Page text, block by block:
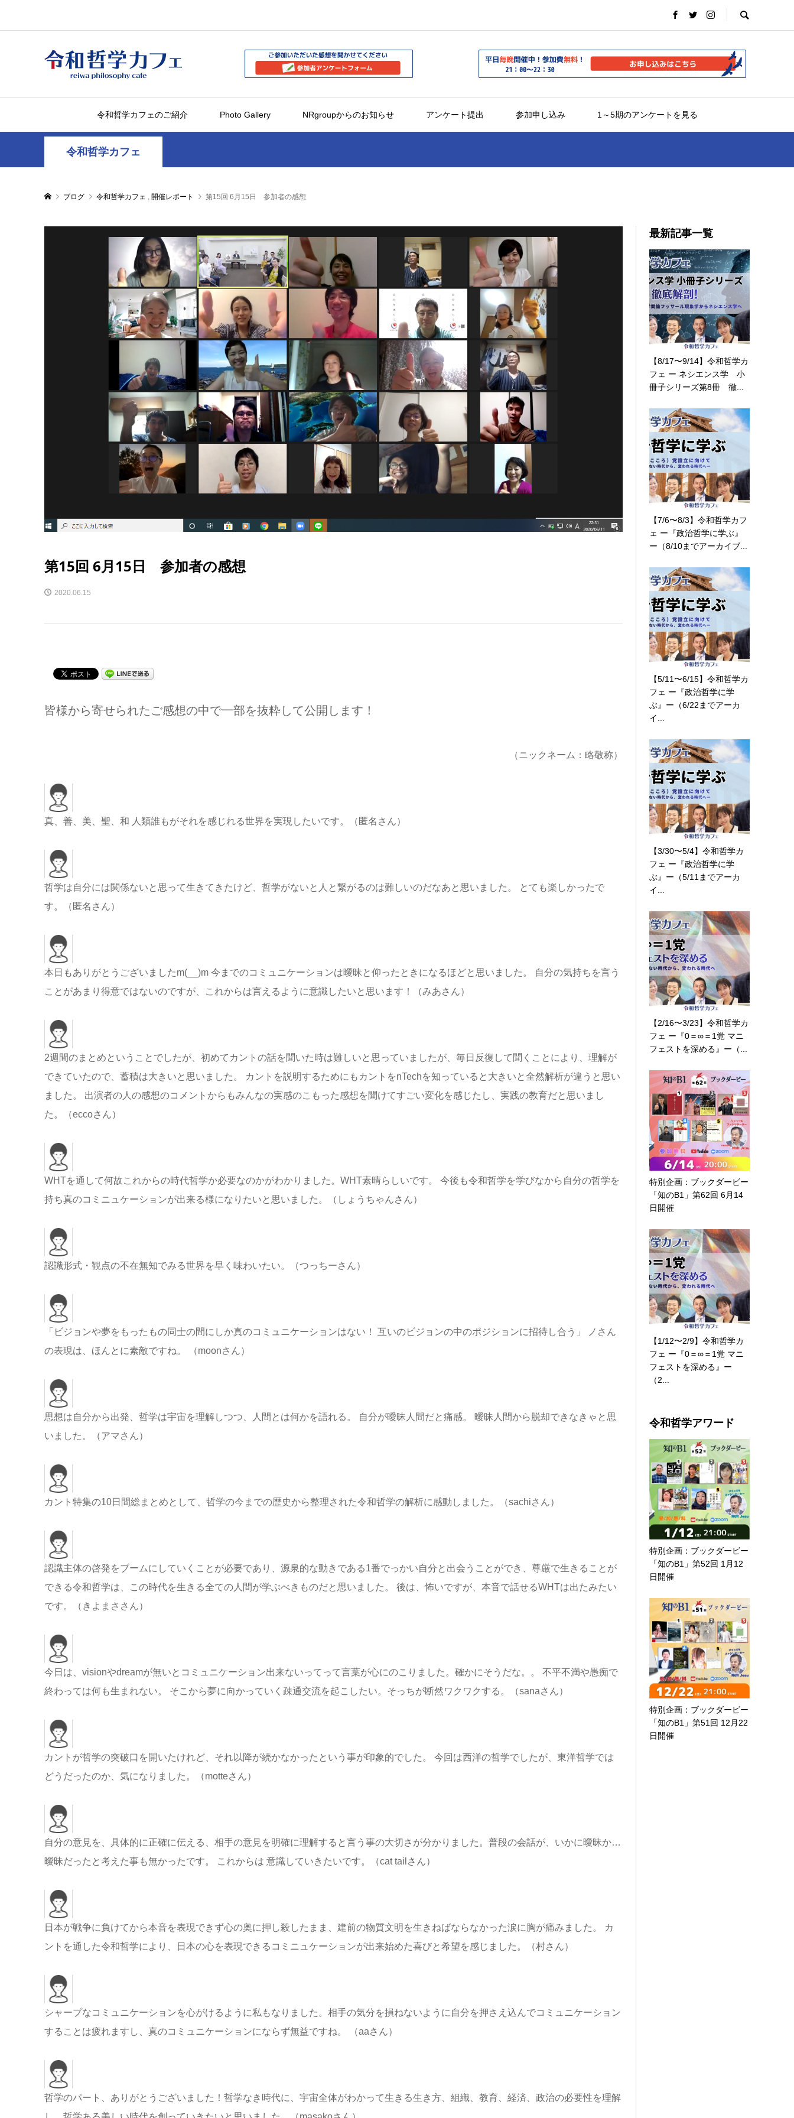
令和哲学カフェのご紹介 Photo Gallery NRgroupからのお知らせ アンケート提出 参加申し込み 1～5期のアンケートを見る
令和哲学カフェ
ブログ 令和哲学カフェ , 開催レポート 第15回 6月15日 参加者の感想
第15回 6月15日 参加者の感想
2020.06.15
皆様から寄せられたご感想の中で一部を抜粋して公開します！
（ニックネーム：略敬称）
真、善、美、聖、和 人類誰もがそれを感じれる世界を実現したいです。（匿名さん）
哲学は自分には関係ないと思って生きてきたけど、哲学がないと人と繋がるのは難しいのだなあと思いました。 とても楽しかったで
す。（匿名さん）
本日もありがとうございましたm(__)m 今までのコミュニケーションは曖昧と仰ったときになるほどと思いました。 自分の気持ちを言う
ことがあまり得意ではないのですが、これからは言えるように意識したいと思います！（みあさん）
2週間のまとめということでしたが、初めてカントの話を聞いた時は難しいと思っていましたが、毎日反復して聞くことにより、理解が
できていたので、蓄積は大きいと思いました。 カントを説明するためにもカントをnTechを知っていると大きいと全然解析が違うと思い
ました。 出演者の人の感想のコメントからもみんなの実感のこもった感想を聞けてすごい変化を感じたし、実践の教育だと思いまし
た。（eccoさん）
WHTを通して何故これからの時代哲学か必要なのかがわかりました。WHT素晴らしいです。 今後も令和哲学を学びなから自分の哲学を
持ち真のコミニュケーションが出来る様になりたいと思いました。（しょうちゃんさん）
認識形式・観点の不在無知でみる世界を早く味わいたい。（つっちーさん）
「ビジョンや夢をもったもの同士の間にしか真のコミュニケーションはない！ 互いのビジョンの中のポジションに招待し合う」 ノさん
の表現は、ほんとに素敵ですね。 （moonさん）
思想は自分から出発、哲学は宇宙を理解しつつ、人間とは何かを語れる。 自分が曖昧人間だと痛感。 曖昧人間から脱却できなきゃと思
いました。（アマさん）
カント特集の10日間総まとめとして、哲学の今までの歴史から整理された令和哲学の解析に感動しました。（sachiさん）
認識主体の啓発をブームにしていくことが必要であり、源泉的な動きである1番でっかい自分と出会うことができ、尊厳で生きることが
できる令和哲学は、この時代を生きる全ての人間が学ぶべきものだと思いました。 後は、怖いですが、本音で話せるWHTは出たみたい
です。（きよまささん）
今日は、visionやdreamが無いとコミュニケーション出来ないってって言葉が心にのこりました。確かにそうだな。。 不平不満や愚痴で
終わっては何も生まれない。 そこから夢に向かっていく疎通交流を起こしたい。そっちが断然ワクワクする。（sanaさん）
カントが哲学の突破口を開いたけれど、それ以降が続かなかったという事が印象的でした。 今回は西洋の哲学でしたが、東洋哲学では
どうだったのか、気になりました。（motteさん）
自分の意見を、具体的に正確に伝える、相手の意見を明確に理解すると言う事の大切さが分かりました。普段の会話が、いかに曖昧か…
曖昧だったと考えた事も無かったです。 これからは 意識していきたいです。（cat tailさん）
日本が戦争に負けてから本音を表現できず心の奥に押し殺したまま、建前の物質文明を生きねばならなかった涙に胸が痛みました。 カ
ントを通した令和哲学により、日本の心を表現できるコミニュケーションが出来始めた喜びと希望を感じました。（村さん）
シャープなコミュニケーションを心がけるように私もなりました。相手の気分を損ねないように自分を押さえ込んでコミュニケーション
することは疲れますし、真のコミュニケーションにならず無益ですね。 （aaさん）
哲学のパート、ありがとうございました！哲学なき時代に、宇宙全体がわかって生きる生き方、組織、教育、経済、政治の必要性を理解
最新記事一覧
【8/17〜9/14】令和哲学カ
フェ ー ネシエンス学 小
冊子シリーズ第8冊 徹...
【7/6〜8/3】令和哲学カフ
ェ ー『政治哲学に学ぶ』
ー（8/10までアーカイブ...
【5/11〜6/15】令和哲学カ
フェ ー『政治哲学に学
ぶ』ー（6/22までアーカ
イ...
【3/30〜5/4】令和哲学カ
フェ ー『政治哲学に学
ぶ』ー（5/11までアーカ
イ...
【2/16〜3/23】令和哲学カ
フェ ー『0＝∞＝1党 マニ
フェストを深める』ー（...
特別企画：ブックダービー
「知のB1」第62回 6月14
日開催
【1/12〜2/9】令和哲学カ
フェ ー『0＝∞＝1党 マニ
フェストを深める』ー
（2...
令和哲学アワード
特別企画：ブックダービー
「知のB1」第52回 1月12
日開催
特別企画：ブックダービー
「知のB1」第51回 12月22
日開催